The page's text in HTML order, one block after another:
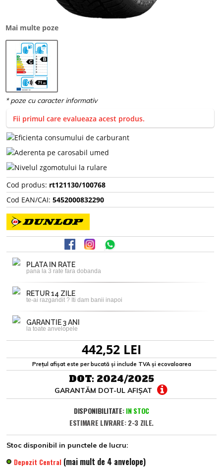
Mai multe poze
Fii primul care evalueaza acest produs.
Cod produs: rt121130/100768
Cod EAN/CAI: 5452000832290
PLATA IN RATE
pana la 3 rate fara dobanda
RETUR 14 ZILE
te-ai razgandit ? Iti dam banii inapoi
GARANTIE 3 ANI
la toate anvelopele
442,52 LEI
Prețul afișat este per bucată și include TVA și ecovaloarea
DOT: 2024/2025
GARANTĂM DOT-UL AFIȘAT
DISPONIBILITATE: IN STOC
ESTIMARE LIVRARE: 2-3 ZILE.
Stoc disponibil in punctele de lucru:
Depozit Central (mai mult de 4 anvelope)